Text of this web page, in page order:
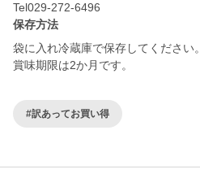
Tel029-272-6496
保存方法
袋に入れ冷蔵庫で保存してください。
賞味期限は2か月です。
#訳あってお買い得